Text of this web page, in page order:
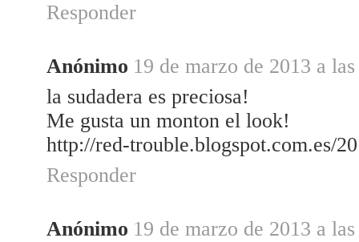
Responder
Anónimo 19 de marzo de 2013 a
la sudadera es preciosa!
Me gusta un monton el look!
http://red-trouble.blogspot.com.es/
Responder
Anónimo 19 de marzo de 2013 a